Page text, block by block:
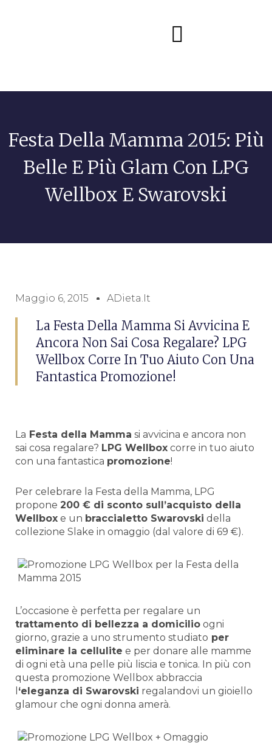
Festa Della Mamma 2015: Più
Belle E Più Glam Con LPG
Wellbox E Swarovski
Maggio 6, 2015 ADieta.it
La Festa Della Mamma Si Avvicina E
Ancora Non Sai Cosa Regalare? LPG
Wellbox Corre In Tuo Aiuto Con Una
Fantastica Promozione!
La Festa della Mamma si avvicina e ancora non
sai cosa regalare? LPG Wellbox corre in tuo aiuto
con una fantastica promozione!
Per celebrare la Festa della Mamma, LPG
propone 200 € di sconto sull’acquisto della
Wellbox e un braccialetto Swarovski della
collezione Slake in omaggio (dal valore di 69 €).
L’occasione è perfetta per regalare un
trattamento di bellezza a domicilio ogni
giorno, grazie a uno strumento studiato per
eliminare la cellulite e per donare alle mamme
di ogni età una pelle più liscia e tonica. In più con
questa promozione Wellbox abbraccia
‘eleganza di Swarovski regalandovi un gioiello
glamour che ogni donna amerà.